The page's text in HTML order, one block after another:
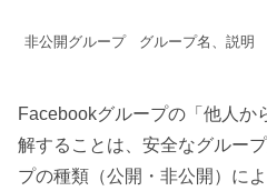
非公開グループ グループ名、説明
Facebookグループの「他人か
解することは、安全なグルー
プの種類（公開・非公開）に